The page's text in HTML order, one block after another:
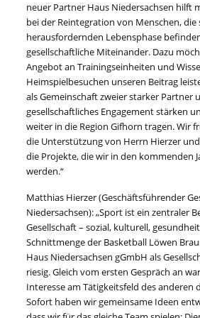
neuer Partner Haus Niedersachsen hilft
bei der Reintegration von Menschen, die
herausfordernden Lebensphase
gesellschaftliche Miteinander. Dazu
Angebot an Trainingseinheiten und
Heimspielbesuchen unseren Beitrag
als Gemeinschaft zweier starker Partner
gesellschaftliches Engagement stärken
weiter in die Region Gifhorn tragen. Wir
die Unterstützung von Herrn Hierzer
die Projekte, die wir in den kommenden
werden.“
Matthias Hierzer (Geschäftsführender
Niedersachsen): „Sport ist ein zentraler
Gesellschaft – sozial, kulturell,
Schnittmenge der Basketball Löwen
Haus Niedersachsen gGmbH als
riesig. Gleich vom ersten Gespräch an
Interesse am Tätigkeitsfeld des anderen
Sofort haben wir gemeinsame Ideen